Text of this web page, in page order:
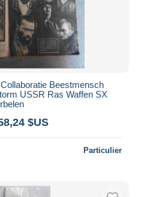
Beestmensch
USSR Ras Waffen SX
$US
Particulier